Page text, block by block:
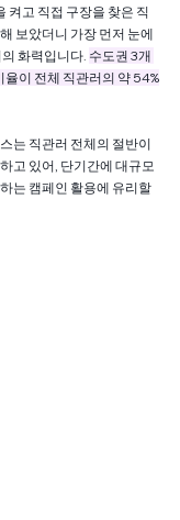
켜고 직접 구장을 찾은 직
보았더니 가장 먼저 눈에
화력입니다. 수도권 3개
율이 전체 직관러의 약 54%
는 직관러 전체의 절반이
고 있어, 단기간에 대규모
는 캠페인 활용에 유리할